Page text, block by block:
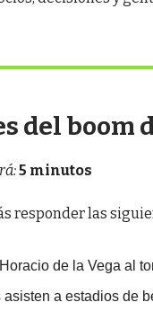
del boom
5 minutos
responder las
de la Vega al
a estadios de